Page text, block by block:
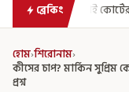
ব্রেকিং থেঁতলানো
হোম›শিরোনাম›
কীসের চাপ? মার্কিন সুপ্রিম
প্রশ্ন